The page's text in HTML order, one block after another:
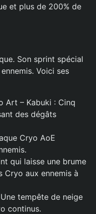
et plus de 200% de
Son sprint spécial
Voici ses
Art – Kabuki : Cinq
des dégâts
Cryo AoE
qui laisse une brume
Cryo aux ennemis à
Une tempête de neige
continus.